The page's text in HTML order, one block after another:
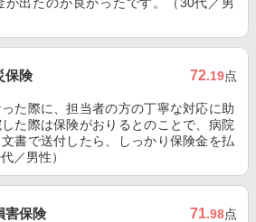
保険 72.19点
た際に、担当者の方の丁寧な対応に助
た際は保険がおりるとのことで、病院
書で送付したら、しっかり保険金を払
／男性）
害保険 71.98点